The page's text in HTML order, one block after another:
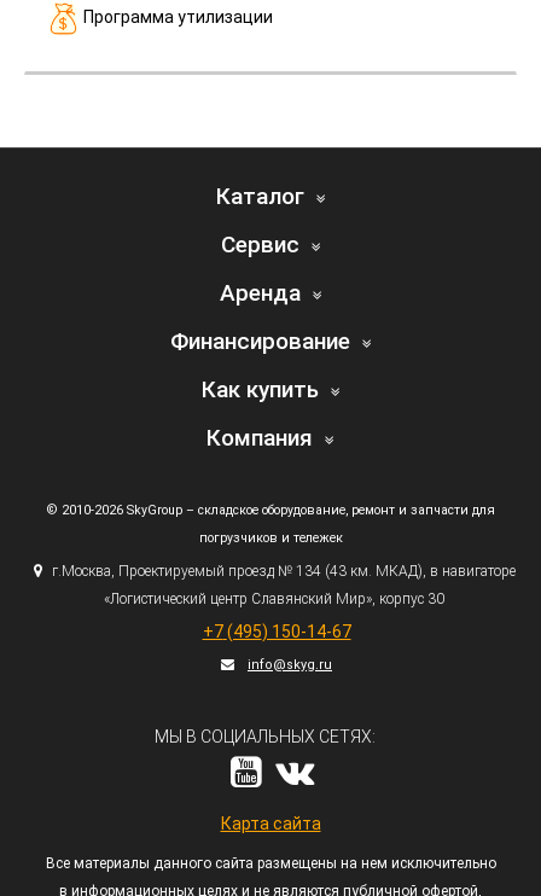
Программа утилизации
Каталог
Сервис
Аренда
Финансирование
Как купить
Компания
© 2010-2026 SkyGroup – складское оборудование, ремонт и запчасти для
погрузчиков и тележек
г.Москва, Проектируемый проезд № 134 (43км. МКАД), в навигаторе
«Логистический центр Славянский Мир», корпус 30
+7 (495) 150-14-67
info@skyg.ru
МЫ В СОЦИАЛЬНЫХ СЕТЯХ:
Карта сайта
Все материалы данного сайта размещены на нем исключительно
в информационных целях и не являются публичной офертой,